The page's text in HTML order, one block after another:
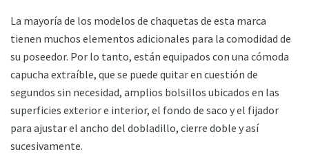
La mayoría de los modelos de chaquetas de esta marca
tienen muchos elementos adicionales para la comodidad de
su poseedor. Por lo tanto, están equipados con una cómoda
capucha extraíble, que se puede quitar en cuestión de
segundos sin necesidad, amplios bolsillos ubicados en las
superficies exterior e interior, el fondo de saco y el fijador
para ajustar el ancho del dobladillo, cierre doble y así
sucesivamente.